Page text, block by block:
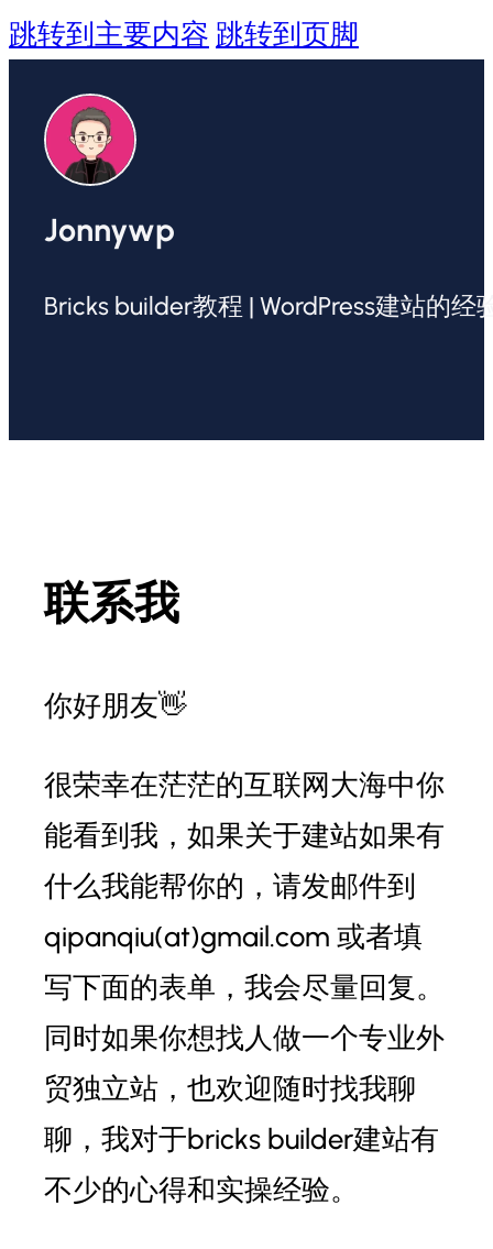
跳转到主要内容 跳转到页脚
Jonnywp
Bricks builder教程 | WordPress建站的经
联系我
你好朋友👋
很荣幸在茫茫的互联网大海中你
能看到我，如果关于建站如果有
什么我能帮你的，请发邮件到
qipanqiu(at)gmail.com 或者填
写下面的表单，我会尽量回复。
同时如果你想找人做一个专业外
贸独立站，也欢迎随时找我聊
聊，我对于bricks builder建站有
不少的心得和实操经验。